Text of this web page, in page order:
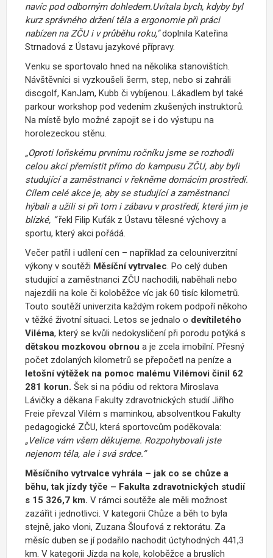
navíc pod odborným dohledem.Uvítala bych, kdyby byl
kurz správného držení těla a ergonomie při práci
nabízen na ZČU i v průběhu roku,"doplnila Kateřina
Strnadová z Ústavu jazykové přípravy.
Venku se sportovalo hned na několika stanovištích.
Návštěvníci si vyzkoušeli šerm, step, nebo si zahráli
discgolf, KanJam, Kubb či vybíjenou. Lákadlem byl také
parkour workshop pod vedením zkušených instruktorů.
Na místě bylo možné zapojit se i do výstupu na
horolezeckou stěnu.
„Oproti loňskému prvnímu ročníku jsme se rozhodli
celou akci přemístit přímo do kampusu ZČU, aby byli
studující a zaměstnanci v řekněme domácím prostředí.
Cílem celé akce je, aby se studující a zaměstnanci
hýbali a užili si při tom i zábavu v prostředí, které jim je
blízké, “řekl Filip Kuťák z Ústavu tělesné výchovy a
sportu, který akci pořádá.
Večer patřil i udílení cen – například za celouniverzitní
výkony v soutěži Měsíční vytrvalec. Po celý duben
studující a zaměstnanci ZČU nachodili, naběhali nebo
najezdili na kole či koloběžce víc jak 60 tisíc kilometrů.
Touto soutěží univerzita každým rokem podpoří někoho
v těžké životní situaci. Letos se jednalo o devítiletého
Viléma, který se kvůli nedokysličení při porodu potýká s
dětskou mozkovou obrnou a je zcela imobilní. Přesný
počet zdolaných kilometrů se přepočetl na peníze a
letošní výtěžek na pomoc malému Vilémovi činil 62
281 korun. Šek si na pódiu od rektora Miroslava
Lávičky a děkana Fakulty zdravotnických studií Jiřího
Freie převzal Vilém s maminkou, absolventkou Fakulty
pedagogické ZČU, která sportovcům poděkovala:
„Velice vám všem děkujeme. Rozpohybovali jste
nejenom těla, ale i svá srdce.“
Měsíčního vytrvalce vyhrála – jak co se chůze a
běhu, tak jízdy týče – Fakulta zdravotnických studií
s 15 326,7 km. V rámci soutěže ale měli možnost
zazářit i jednotlivci. V kategorii Chůze a běh to byla
stejně, jako vloni, Zuzana Šloufová z rektorátu. Za
měsíc duben se jí podařilo nachodit úctyhodných 441,3
km. V kategorii Jízda na kole, koloběžce a bruslích